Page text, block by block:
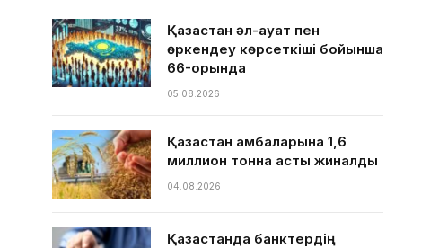
Қазақстан әл-ауқат пен
өркендеу көрсеткіші бойынша
66-орында
05.08.2026
Қазақстан қамбаларына 1,6
миллион тонна астық жиналды
04.08.2026
Қазақстанда банктердің